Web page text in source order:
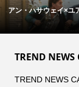
アン・ハサウェイ×ユ
TREND NEWS
TREND NEWS